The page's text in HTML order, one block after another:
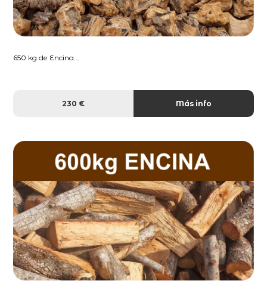
650 kg de Encina...
230 € Más info